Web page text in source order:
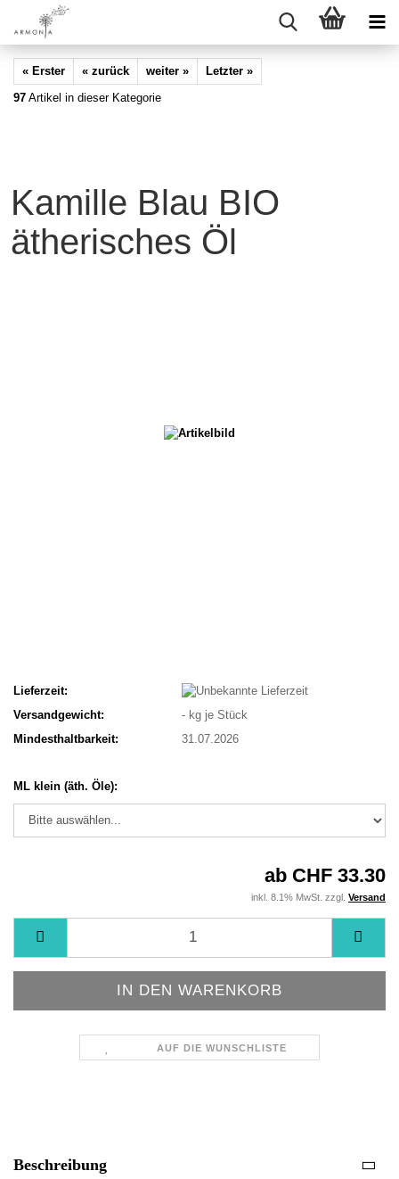
« Erster « zurück weiter »
Letzter »
97 Artikel in dieser Kategorie
Kamille Blau BIO
ätherisches Öl
Lieferzeit:
Versandgewicht:
- kg je Stück
Mindesthaltbarkeit:
31.07.2026
ML klein (äth. Öle):
ab CHF 33.30
inkl. 8.1% MwSt. zzgl. Versand
AUF DIE WUNSCHLISTE
Beschreibung